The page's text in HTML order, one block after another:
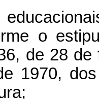
o
de 28
1970,